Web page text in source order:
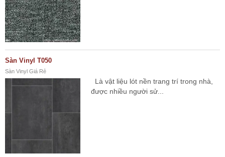
Sàn Vinyl T050
Sàn Vinyl Giá Rẻ
Là vật liệu lót nền trang trí trong nhà,
được nhiều người sử...